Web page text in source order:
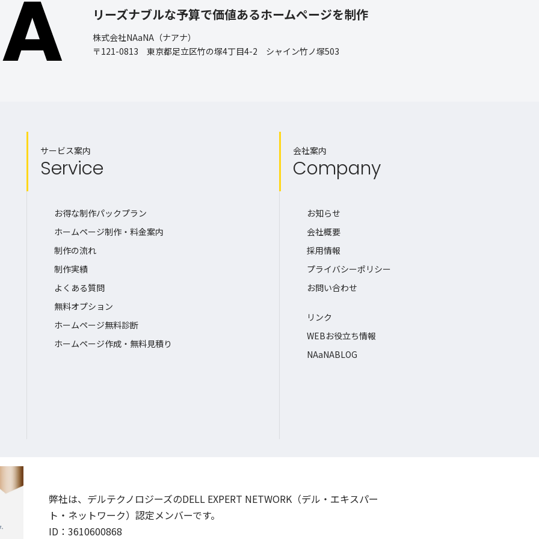
リーズナブルな予算で価値あるホームページを制作
株式会社NAaNA（ナアナ）
〒121-0813 東京都足立区竹の塚4丁目4-2 シャイン竹ノ塚503
サービス案内
Service
お得な制作パックプラン
ホームページ制作・料金案内
制作の流れ
制作実績
よくある質問
無料オプション
ホームページ無料診断
ホームページ作成・無料見積り
会社案内
Company
お知らせ
会社概要
採用情報
プライバシーポリシー
お問い合わせ
リンク
WEBお役立ち情報
NAaNABLOG
弊社は、デルテクノロジーズのDELL EXPERT NETWORK（デル・エキスパー
ト・ネットワーク）認定メンバーです。
ID：3610600868